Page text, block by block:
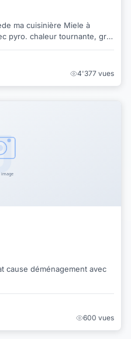
ma cuisinière Miele à
pyro. chaleur tournante, grill,
4'377 vues
cause déménagement avec
600 vues